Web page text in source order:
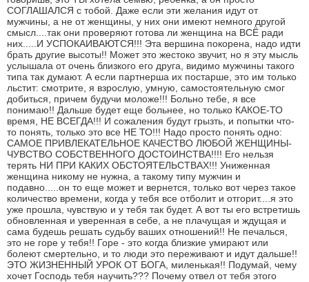
СОГЛАШАЛСЯ с тобой. Даже если эти желания идут от
мужчины, а не от женщины, у них они имеют немного другой
смысл....так они проверяют готова ли женщина на ВСЁ ради
них.....И УСПОКАИВАЮТСЯ!!! Эта вершина покорена, надо идти
брать другие высоты!! Может это жестоко звучит, но я эту мысль
услышала от очень близкого его друга, видимо мужчины такого
типа так думают. А если партнерша их постарше, это им только
льстит: смотрите, я взрослую, умную, самостоятельную смог
добиться, причем будучи моложе!!! Больно тебе, я все
понимаю!! Дальше будет еще больнее, но только КАКОЕ-ТО
время, НЕ ВСЕГДА!!! И сожаления будут грызть, и попытки что-
то понять, только это все НЕ ТО!!! Надо просто понять одно:
САМОЕ ПРИВЛЕКАТЕЛЬНОЕ КАЧЕСТВО ЛЮБОЙ ЖЕНЩИНЫ-
ЧУВСТВО СОБСТВЕННОГО ДОСТОИНСТВА!!!! Его нельзя
терять НИ ПРИ КАКИХ ОБСТОЯТЕЛЬСТВАХ!!! Униженная
женщина никому не нужна, а такому типу мужчин и
подавно.....он то еще может и вернется, только вот через такое
количество времени, когда у тебя все отболит и отгорит....я это
уже прошла, чувствую и у тебя так будет. А вот ты его встретишь
обновленная и уверенная в себе, а не плачущая и ждущая и
сама будешь решать судьбу ваших отношений!! Не печалься,
это не горе у тебя!! Горе - это когда близкие умирают или
болеют смертельно, и то люди это переживают и идут дальше!!
ЭТО ЖИЗНЕННЫЙ УРОК ОТ БОГА, миленькая!! Подумай, чему
хочет Господь тебя научить??? Почему отвел от тебя этого